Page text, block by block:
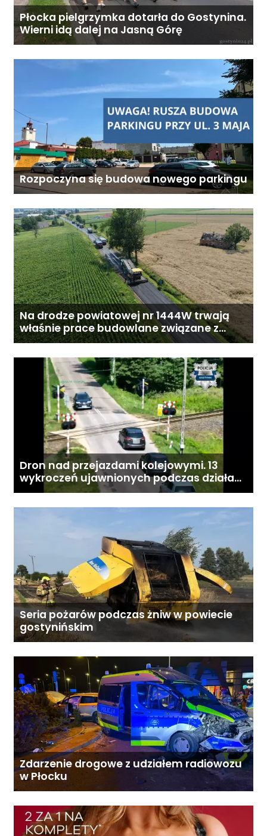
284 828 Poniedziałek–piątek,
9:00–18:00
Płocka pielgrzymka dotarła do Gostynina.
Wierni idą dalej na Jasną Górę
Rozpoczyna się budowa nowego parkingu
Na drodze powiatowej nr 1444W trwają
właśnie prace budowlane związane z
przebudową drogi
Dron nad przejazdami kolejowymi. 13
wykroczeń ujawnionych podczas działań
„Bezpieczny przejazd kolejowy”
Seria pożarów podczas żniw w powiecie
gostynińskim
Zdarzenie drogowe z udziałem radiowozu
w Płocku